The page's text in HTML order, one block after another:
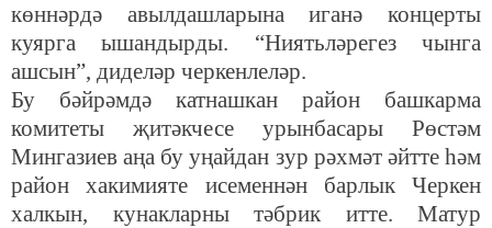
көннәрдә авылдашларына иганә концерты
куярга ышандырды. “Ниятьләрегез чынга
ашсын”, диделәр черкенлеләр.
Бу бәйрәмдә катнашкан район башкарма
комитеты җитәкчесе урынбасары Рөстәм
Мингазиев аңа бу уңайдан зур рәхмәт әйтте һәм
район хакимияте исеменнән барлык Черкен
халкын, кунакларны тәбрик итте. Матур